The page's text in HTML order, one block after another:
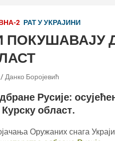
2 РАТ У УКРАЈИНИ
ПОКУШАВАЈУ
Данко Боројевић
Русије:
Курску област.
Оружаних снага